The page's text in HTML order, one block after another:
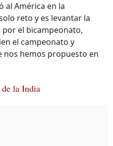
al América en la
reto y es levantar la
por el bicampeonato,
el campeonato y
hemos propuesto en
la India